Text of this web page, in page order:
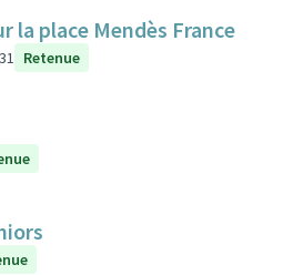
la place Mendès France
31 Retenue